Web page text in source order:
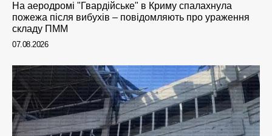
На аеродромі "Гвардійське" в Криму спалахнула
пожежа після вибухів – повідомляють про ураження
складу ПММ
07.08.2026